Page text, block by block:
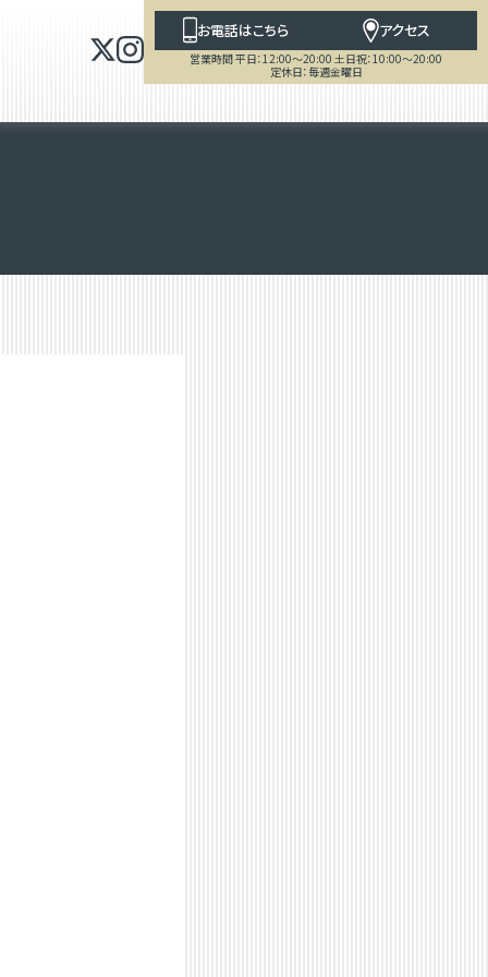
お電話はこちら アクセス
営業時間 平日：12:00～20:00 土日祝：10:00～20:00
定休日：毎週金曜日